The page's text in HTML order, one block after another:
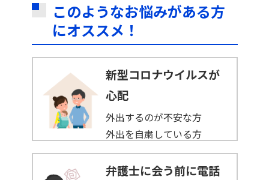
このようなお悩みがある方
にオススメ！
新型コロナウイルスが
心配
外出するのが不安な方
外出を自粛している方
弁護士に会う前に電話